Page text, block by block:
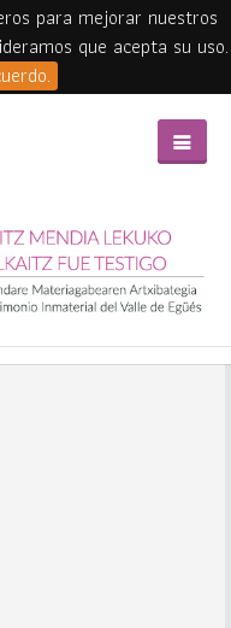
para mejorar nuestros
que acepta su uso.